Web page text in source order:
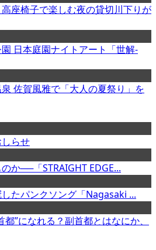
座椅子で楽しむ夜の貸切川下りが
日本庭園ナイトアート「世解-
佐賀風雅で「大人の夏祭り」を
らせ
か──「STRAIGHT EDGE...
たパンクソング「Nagasaki ...
都”になれる？副首都とはなにか、